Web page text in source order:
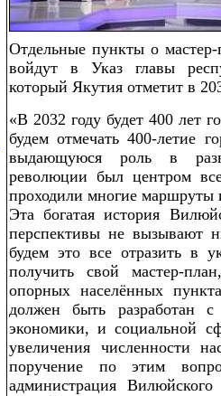
Отдельные пункты о
войдут в Указ главы
который Якутия отметит в
«В 2032 году будет 400 лет
будем отмечать 400-летие
выдающуюся роль в
революции был центром
проходили многие маршруты
Эта богатая история
перспективы не вызывают
будем это все отразить в
получить свой мастер-
опорных населённых
должен быть разработан
экономики, и социальной
увеличения численности
поручение по этим
администрация